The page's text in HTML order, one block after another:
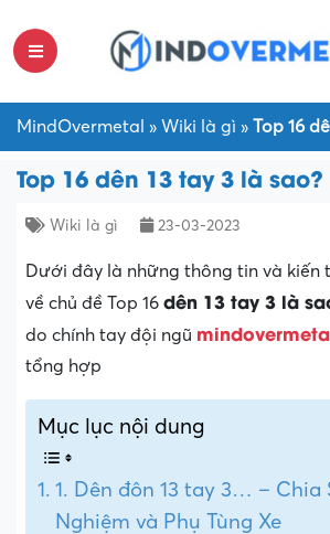
MindOvermetal » Wiki là gì » Top 16
Top 16 dên 13 tay 3 là sao?
Wiki là gì 23-03-2023
Dưới đây là những thông tin và kiến
về chủ đề Top 16 dên 13 tay 3 là
do chính tay đội ngũ
tổng hợp
Mục lục nội dung
1. Dên đôn 13 tay 3… – Chia
Nghiệm và Phụ Tùng Xe